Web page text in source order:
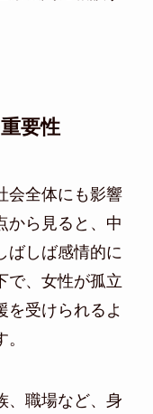
要性
会全体にも影響
から見ると、中
ばしば感情的に
で、女性が孤立
を受けられるよ
、職場など、身